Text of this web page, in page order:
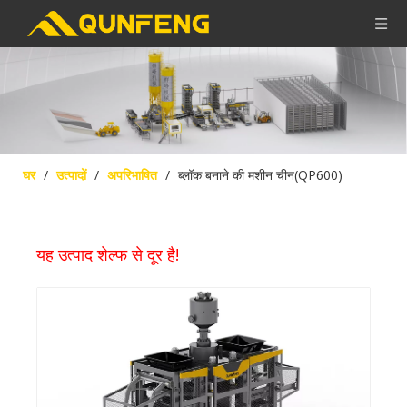
घर / उत्पादों / अपरिभाषित / ब्लॉक बनाने की मशीन चीन(QP600)
यह उत्पाद शेल्फ से दूर है!